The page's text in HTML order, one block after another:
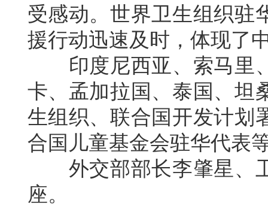
受感动。世界卫生组织驻
援行动迅速及时，体现了
印度尼西亚、索马里、
卡、孟加拉国、泰国、坦
生组织、联合国开发计划
合国儿童基金会驻华代表
外交部部长李肇星、卫
座。